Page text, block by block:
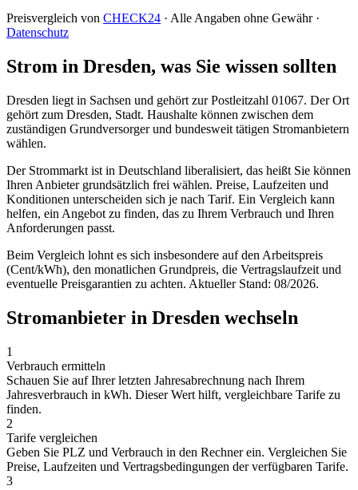
Preisvergleich von CHECK24 · Alle Angaben ohne Gewähr ·
Datenschutz
Strom in Dresden, was Sie wissen sollten
Dresden liegt in Sachsen und gehört zur Postleitzahl 01067. Der Ort
gehört zum Dresden, Stadt. Haushalte können zwischen dem
zuständigen Grundversorger und bundesweit tätigen Stromanbietern
wählen.
Der Strommarkt ist in Deutschland liberalisiert, das heißt Sie können
Ihren Anbieter grundsätzlich frei wählen. Preise, Laufzeiten und
Konditionen unterscheiden sich je nach Tarif. Ein Vergleich kann
helfen, ein Angebot zu finden, das zu Ihrem Verbrauch und Ihren
Anforderungen passt.
Beim Vergleich lohnt es sich insbesondere auf den Arbeitspreis
(Cent/kWh), den monatlichen Grundpreis, die Vertragslaufzeit und
eventuelle Preisgarantien zu achten. Aktueller Stand: 08/2026.
Stromanbieter in Dresden wechseln
1
Verbrauch ermitteln
Schauen Sie auf Ihrer letzten Jahresabrechnung nach Ihrem
Jahresverbrauch in kWh. Dieser Wert hilft, vergleichbare Tarife zu
finden.
2
Tarife vergleichen
Geben Sie PLZ und Verbrauch in den Rechner ein. Vergleichen Sie
Preise, Laufzeiten und Vertragsbedingungen der verfügbaren Tarife.
3